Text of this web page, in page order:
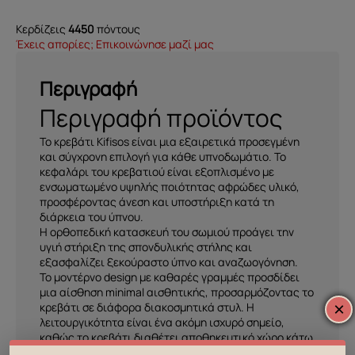
Κερδίζεις 4450 πόντους
Έχεις απορίες; Επικοινώνησε μαζί μας
Περιγραφή
Περιγραφή προϊόντος
Το κρεβάτι Kifisos είναι μια εξαιρετικά προσεγμένη
και σύγχρονη επιλογή για κάθε υπνοδωμάτιο. Το
κεφαλάρι του κρεβατιού είναι εξοπλισμένο με
ενσωματωμένο υψηλής ποιότητας αφρώδες υλικό,
προσφέροντας άνεση και υποστήριξη κατά τη
διάρκεια του ύπνου.
Η ορθοπεδική κατασκευή του σωμιού προάγει την
υγιή στήριξη της σπονδυλικής στήλης και
εξασφαλίζει ξεκούραστο ύπνο και αναζωογόνηση.
Το μοντέρνο design με καθαρές γραμμές προσδίδει
μια αίσθηση minimal αισθητικής, προσαρμόζοντας το
κρεβάτι σε διάφορα διακοσμητικά στυλ. Η
λειτουργικότητα είναι ένα ακόμη ισχυρό σημείο,
καθώς το κρεβάτι διαθέτει αποθηκευτικό χώρο κάτω
×